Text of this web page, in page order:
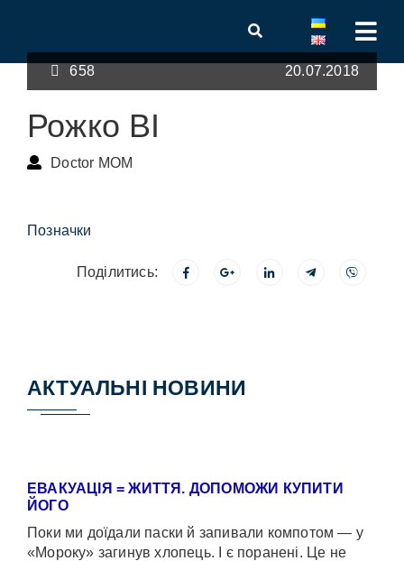
658 20.07.2018
Рожко ВІ
Doctor MOM
Позначки
Поділитись:
АКТУАЛЬНІ НОВИНИ
ЕВАКУАЦІЯ = ЖИТТЯ. ДОПОМОЖИ КУПИТИ
ЙОГО
Поки ми доїдали паски й запивали компотом — у
«Мороку» загинув хлопець. І є поранені. Це не